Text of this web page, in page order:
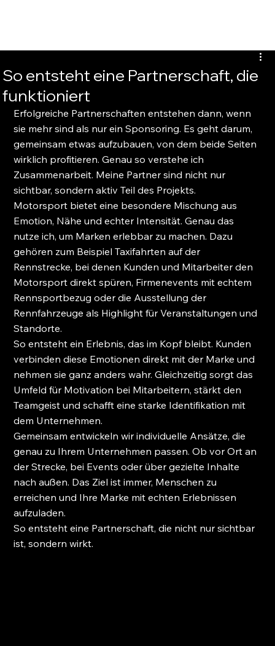
So entsteht eine Partnerschaft, die
funktioniert
Erfolgreiche Partnerschaften entstehen dann, wenn
sie mehr sind als nur ein Sponsoring. Es geht darum,
gemeinsam etwas aufzubauen, von dem beide Seiten
wirklich profitieren. Genau so verstehe ich
Zusammenarbeit. Meine Partner sind nicht nur
sichtbar, sondern aktiv Teil des Projekts.
Motorsport bietet eine besondere Mischung aus
Emotion, Nähe und echter Intensität. Genau das
nutze ich, um Marken erlebbar zu machen. Dazu
gehören zum Beispiel Taxifahrten auf der
Rennstrecke, bei denen Kunden und Mitarbeiter den
Motorsport direkt spüren, Firmenevents mit echtem
Rennsportbezug oder die Ausstellung der
Rennfahrzeuge als Highlight für Veranstaltungen und
Standorte.
So entsteht ein Erlebnis, das im Kopf bleibt. Kunden
verbinden diese Emotionen direkt mit der Marke und
nehmen sie ganz anders wahr. Gleichzeitig sorgt das
Umfeld für Motivation bei Mitarbeitern, stärkt den
Teamgeist und schafft eine starke Identifikation mit
dem Unternehmen.
Gemeinsam entwickeln wir individuelle Ansätze, die
genau zu Ihrem Unternehmen passen. Ob vor Ort an
der Strecke, bei Events oder über gezielte Inhalte
nach außen. Das Ziel ist immer, Menschen zu
erreichen und Ihre Marke mit echten Erlebnissen
aufzuladen.
So entsteht eine Partnerschaft, die nicht nur sichtbar
ist, sondern wirkt.